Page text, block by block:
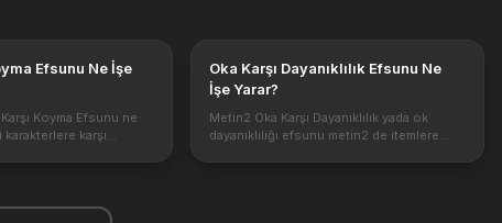
Efsunu Ne İşe
Koyma Efsunu ne
karşı
Oka Karşı Dayanıklılık Efsunu Ne
İşe Yarar?
Metin2 Oka Karşı Dayanıklılık yada ok
dayanıklılığı efsunu metin2 de itemlere